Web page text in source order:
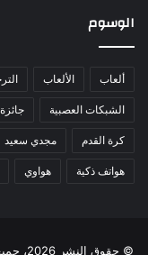
الوسوم
ألعاب الألعاب
الشبكات العصبية
كرة القدم مجدي سعيد
هواتف ذكية هواوي
© حقوق النشر 2026، جميع الحقوق محفوظة |